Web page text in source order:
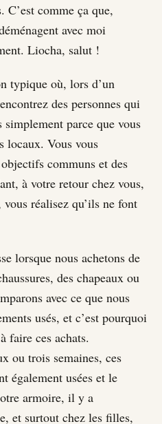
C’est comme ça que,
avec moi
Liocha, salut !
typique où, lors d’un
des personnes qui
parce que vous
locaux. Vous vous
communs et des
à votre retour chez vous,
réalisez qu’ils ne font
lorsque nous achetons de
des chapeaux ou
avec ce que nous
usés, et c’est pourquoi
faire ces achats.
ou trois semaines, ces
également usées et le
armoire, il y a
et surtout chez les filles,